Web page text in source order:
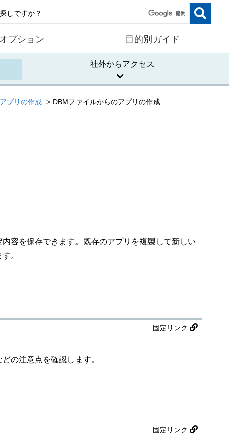
オプション 目的別ガイド
社外からアクセス
アプリの作成 DBMファイルからのアプリの作成
容を保存できます。既存のアプリを複製して新しい
。
固定リンク
の注意点を確認します。
固定リンク